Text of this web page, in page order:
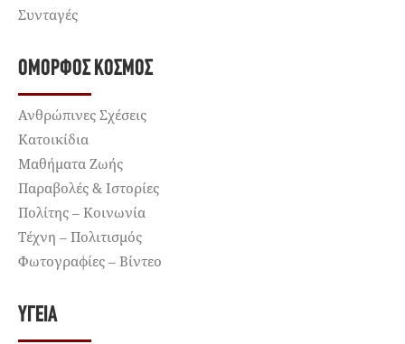
Συνταγές
ΌΜΟΡΦΟΣ ΚΌΣΜΟΣ
Ανθρώπινες Σχέσεις
Κατοικίδια
Μαθήματα Ζωής
Παραβολές & Ιστορίες
Πολίτης – Κοινωνία
Τέχνη – Πολιτισμός
Φωτογραφίες – Βίντεο
ΥΓΕΊΑ